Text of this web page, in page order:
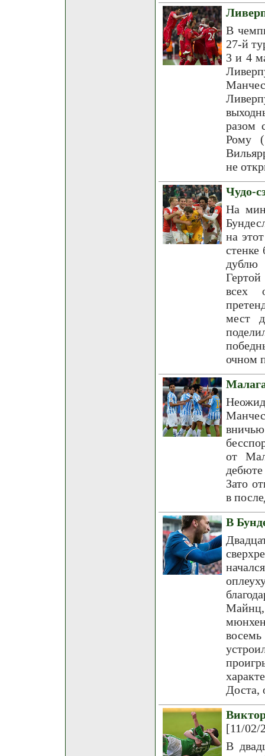
В
27-й
3 и 4
разом
Рому
не
Чудо-
На
на
стенке
дублю
всех
мест
очном
от
дебюте
Зато
в
В
Доста,
[11/02/
В